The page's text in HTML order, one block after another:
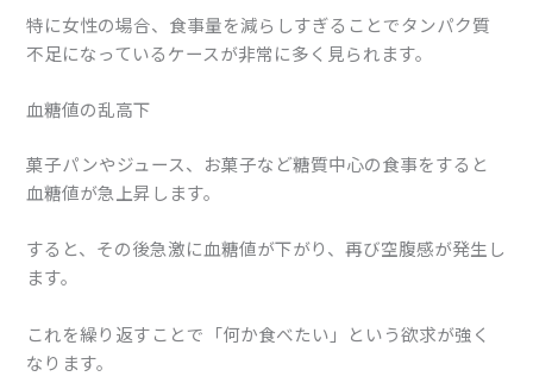
特に女性の場合、食事量を減らしすぎることでタンパク質
不足になっているケースが非常に多く見られます。
血糖値の乱高下
菓子パンやジュース、お菓子など糖質中心の食事をすると
血糖値が急上昇します。
すると、その後急激に血糖値が下がり、再び空腹感が発生し
ます。
これを繰り返すことで「何か食べたい」という欲求が強く
なります。